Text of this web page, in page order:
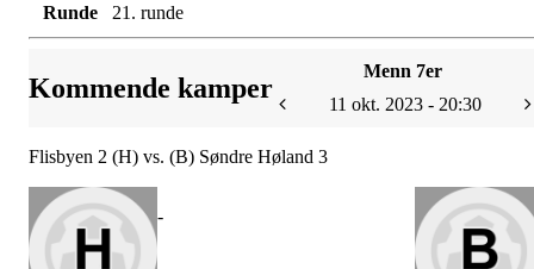
Runde
21. runde
Kommende kamper
Menn 7er
11 okt. 2023 - 20:30
Flisbyen 2 (H) vs. (B) Søndre Høland 3
-